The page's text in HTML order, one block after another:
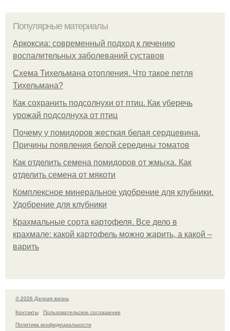
Популярные материалы
Аркоксиа: современный подход к лечению
воспалительных заболеваний суставов
Схема Тихельмана отопления. Что такое петля
Тихельмана?
Как сохранить подсолнухи от птиц. Как уберечь
урожай подсолнуха от птиц
Почему у помидоров жесткая белая сердцевина.
Причины появления белой середины томатов
Как отделить семена помидоров от жмыха. Как
отделить семена от мякоти
Комплексное минеральное удобрение для клубники.
Удобрение для клубники
Крахмальные сорта картофеля. Все дело в
крахмале: какой картофель можно жарить, а какой –
варить
© 2026 Дачная жизнь
Контакты
Пользовательское соглашение
Политика конфидециальности